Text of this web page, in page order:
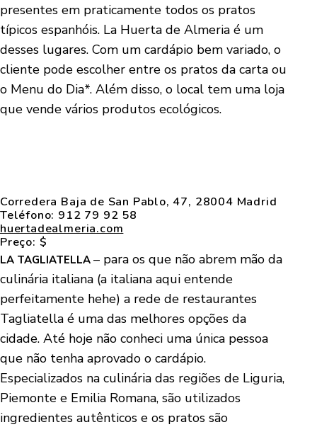
presentes em praticamente todos os pratos
típicos espanhóis. La Huerta de Almeria é um
desses lugares. Com um cardápio bem variado, o
cliente pode escolher entre os pratos da carta ou
o Menu do Dia*. Além disso, o local tem uma loja
que vende vários produtos ecológicos.
Corredera Baja de San Pablo, 47, 28004 Madrid
Teléfono: 912 79 92 58
huertadealmeria.com
Preço: $
LA TAGLIATELLA – para os que não abrem mão da
culinária italiana (a italiana aqui entende
perfeitamente hehe) a rede de restaurantes
Tagliatella é uma das melhores opções da
cidade. Até hoje não conheci uma única pessoa
que não tenha aprovado o cardápio.
Especializados na culinária das regiões de Liguria,
Piemonte e Emilia Romana, são utilizados
ingredientes autênticos e os pratos são